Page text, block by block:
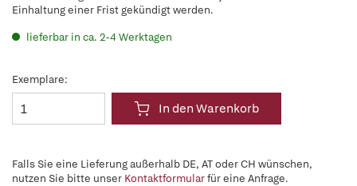
Einhaltung einer Frist gekündigt werden.
lieferbar in ca. 2-4 Werktagen
Exemplare:
In den Warenkorb
Falls Sie eine Lieferung außerhalb DE, AT oder CH wünschen,
nutzen Sie bitte unser Kontaktformularfür eine Anfrage.